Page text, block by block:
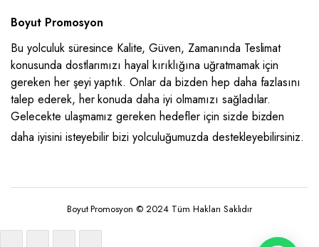
Boyut Promosyon
Bu yolculuk süresince Kalite, Güven, Zamanında Teslimat
konusunda dostlarımızı hayal kırıklığına uğratmamak için
gereken her şeyi yaptık. Onlar da bizden hep daha fazlasını
talep ederek, her konuda daha iyi olmamızı sağladılar.
Gelecekte ulaşmamız gereken hedefler için sizde bizden
daha iyisini isteyebilir bizi yolculuğumuzda destekleyebilirsiniz.
Boyut Promosyon © 2024 Tüm Hakları Saklıdır